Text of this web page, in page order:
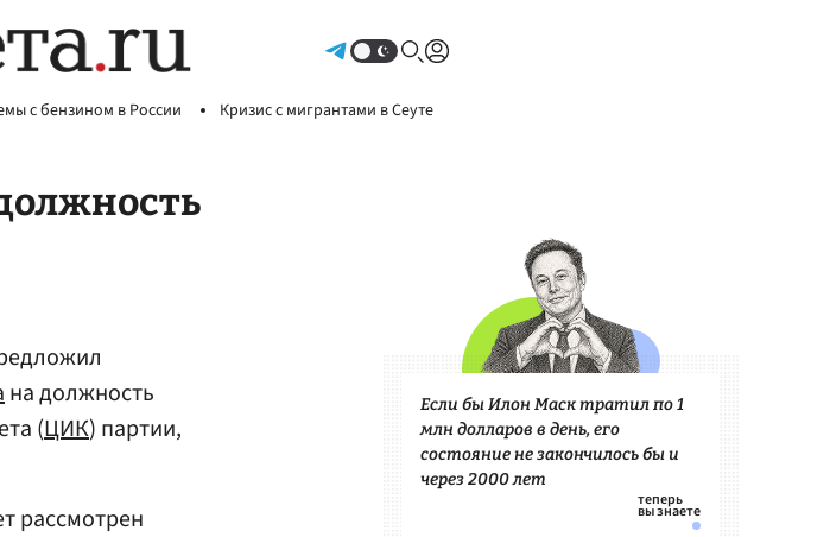
с бензином в России Кризис с мигрантами в Сеуте
на должность
(ЦИК) партии,
рассмотрен
Если бы Илон Маск тратил по 1
млн долларов в день, его
состояние не закончилось бы и
через 2000 лет